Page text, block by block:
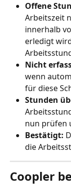
Offene
Arbeitszeit
innerhalb
erledigt
Nicht
wenn
für diese
Stunden
nun prüfen
Bestätigt:
die
Coopler